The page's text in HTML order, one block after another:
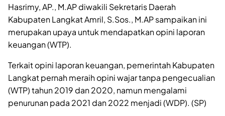
Hasrimy, AP., M.AP diwakili Sekretaris Daerah
Kabupaten Langkat Amril, S.Sos., M.AP sampaikan ini
merupakan upaya untuk mendapatkan opini laporan
keuangan (WTP).
Terkait opini laporan keuangan, pemerintah Kabupaten
Langkat pernah meraih opini wajar tanpa pengecualian
(WTP) tahun 2019 dan 2020, namun mengalami
penurunan pada 2021 dan 2022 menjadi (WDP). (SP)